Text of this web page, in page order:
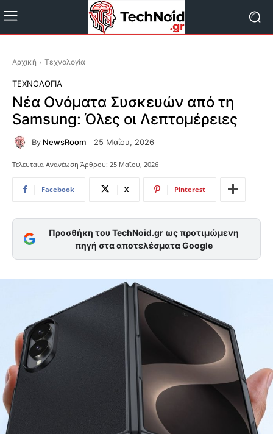
Αρχική Τεχνολογία
ΤΕΧΝΟΛΟΓΊΑ
Νέα Ονόματα Συσκευών από τη
Samsung: Όλες οι Λεπτομέρειες
By NewsRoom 25 Μαΐου, 2026
Τελευταία Ανανέωση Άρθρου: 25 Μαΐου, 2026
Facebook X Pinterest
Προσθήκη του TechNoid.gr ως προτιμώμενη
πηγή στα αποτελέσματα Google